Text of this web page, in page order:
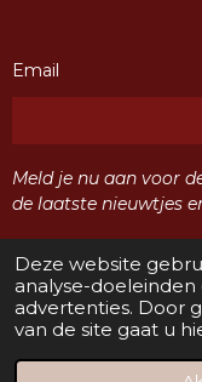
Deze website
analyse-
advertenties. Door
van de site gaat u
Email
Meld je nu aan voor
de laatste nieuwtjes
Verzenden